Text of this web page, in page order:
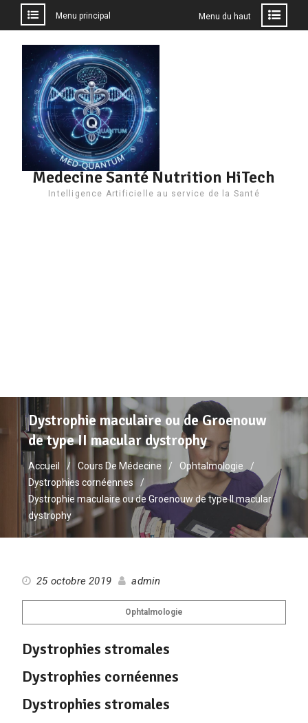
contenu
Menu principal Menu du haut
Medecine Santé Nutrition HiTech
Intelligence Artificielle au service de la Santé
Dystrophie maculaire ou de Groenouw
de type II macular dystrophy
Accueil Cours De Médecine
Ophtalmologie
Dystrophies cornéennes
Dystrophie maculaire ou de Groenouw de type II macular
dystrophy
25 octobre 2019 admin
Ophtalmologie
Dystrophies stromales
Dystrophies cornéennes
Dystrophies stromales